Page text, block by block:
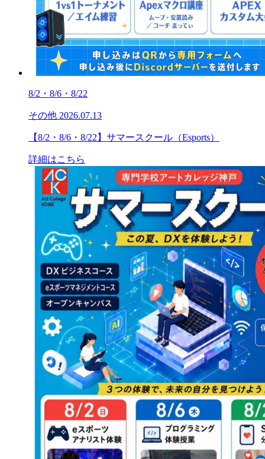
8/2・8/6・8/22
その他 2026.07.13
【8/2・8/6・8/22】サマースクール（Esports）
詳細はこちら